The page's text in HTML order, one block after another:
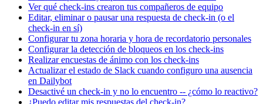
Ver qué check-ins crearon tus compañeros de equipo
Editar, eliminar o pausar una respuesta de check-in (o el
check-in en sí)
Configurar tu zona horaria y hora de recordatorio personales
Configurar la detección de bloqueos en los check-ins
Realizar encuestas de ánimo con los check-ins
Actualizar el estado de Slack cuando configuro una ausencia
en Dailybot
Desactivé un check-in y no lo encuentro -- ¿cómo lo reactivo?
¿Puedo editar mis respuestas del check-in?